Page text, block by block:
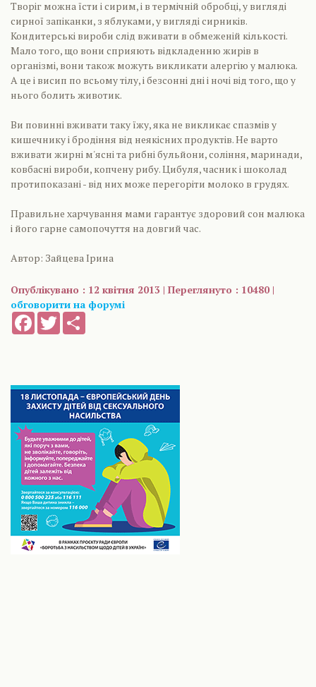
Творіг можна їсти і сирим, і в термічній обробці, у вигляді
сирної запіканки, з яблуками, у вигляді сирників.
Кондитерські вироби слід вживати в обмеженій кількості.
Мало того, що вони сприяють відкладенню жирів в
організмі, вони також можуть викликати алергію у малюка.
А це і висип по всьому тілу, і безсонні дні і ночі від того, що у
нього болить животик.
Ви повинні вживати таку їжу, яка не викликає спазмів у
кишечнику і бродіння від неякісних продуктів. Не варто
вживати жирні м'ясні та рибні бульйони, соління, маринади,
ковбасні вироби, копчену рибу. Цибуля, часник і шоколад
протипоказані - від них може перегоріти молоко в грудях.
Правильне харчування мами гарантує здоровий сон малюка
і його гарне самопочуття на довгий час.
Автор: Зайцева Ірина
Опублікувано : 12 квітня 2013 | Переглянуто : 10480 |
обговорити на форумі
FacebookTwitter